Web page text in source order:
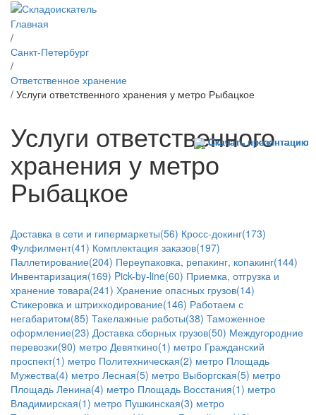
Главная
/
Санкт-Петербург
/
Ответственное хранение
/ Услуги ответственного хранения у метро Рыбацкое
Услуги ответственного
хранения у метро
Рыбацкое
Доставка в сети и гипермаркеты(56) Кросс-докинг(173)
Фулфилмент(41) Комплектация заказов(197)
Паллетирование(204) Переупаковка, репакинг, копакинг(144)
Инвентаризация(169) Pick-by-line(60) Приемка, отгрузка и
хранение товара(241) Хранение опасных грузов(14)
Стикеровка и штрихкодирование(146) Работаем с
негабаритом(85) Такелажные работы(38) Таможенное
оформление(23) Доставка сборных грузов(50) Междугородние
перевозки(90) метро Девяткино(1) метро Гражданский
проспект(1) метро Политехническая(2) метро Площадь
Мужества(4) метро Лесная(5) метро Выборгская(5) метро
Площадь Ленина(4) метро Площадь Восстания(1) метро
Владимирская(1) метро Пушкинская(3) метро
Скачать презентацию
Скачать презентацию
Скачать презентацию
Скачать презентацию
Скачать презентацию
Скачать презентацию